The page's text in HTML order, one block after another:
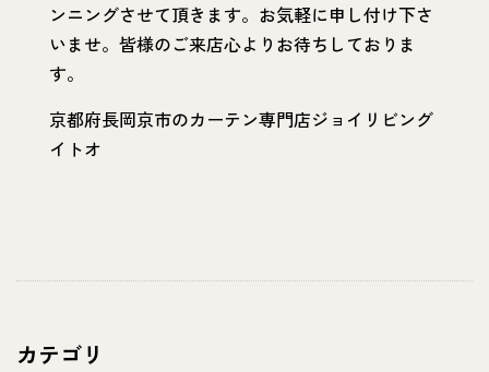
カテゴリ
ンニングさせて頂きます。お気軽に申し付け下さ
いませ。皆様のご来店心よりお待ちしておりま
す。
京都府長岡京市のカーテン専門店ジョイリビング
イトオ